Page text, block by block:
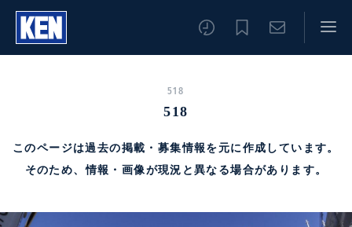
518
518
このページは過去の掲載・募集情報を元に作成しています。
そのため、情報・画像が現況と異なる場合があります。